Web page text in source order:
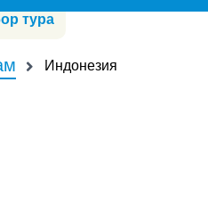
тура
Индонезия